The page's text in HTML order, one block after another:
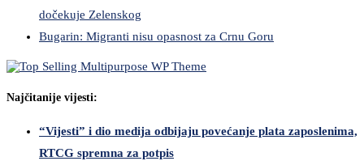
dočekuje Zelenskog
Bugarin: Migranti nisu opasnost za Crnu Goru
Najčitanije vijesti:
“Vijesti” i dio medija odbijaju povećanje plata zaposlenima,
RTCG spremna za potpis